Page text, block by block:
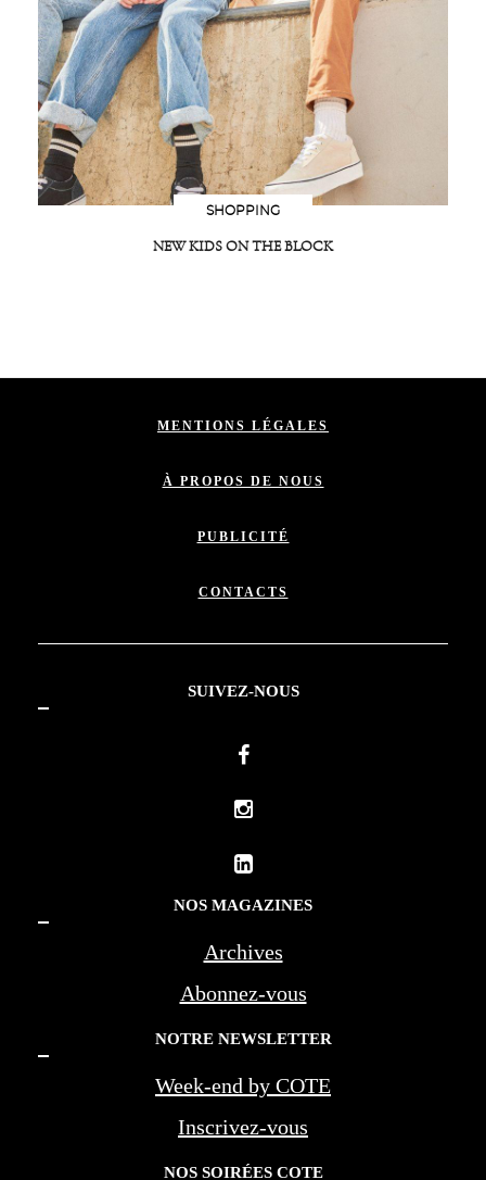
SHOPPING
NEW KIDS ON THE BLOCK
MENTIONS LÉGALES
À PROPOS DE NOUS
PUBLICITÉ
CONTACTS
SUIVEZ-NOUS
NOS MAGAZINES
Archives
Abonnez-vous
NOTRE NEWSLETTER
Week-end by COTE
Inscrivez-vous
NOS SOIRÉES COTE